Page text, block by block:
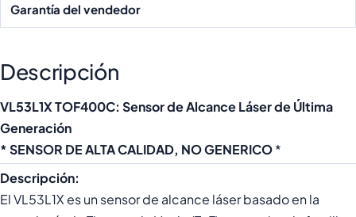
Garantía del vendedor
Descripción
VL53L1X TOF400C: Sensor de Alcance Láser de Última
Generación
* SENSOR DE ALTA CALIDAD, NO GENERICO*
Descripción:
El VL53L1X es un sensor de alcance láser basado en la